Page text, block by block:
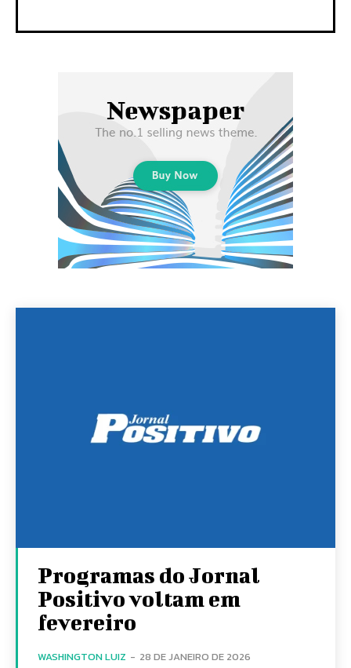
Programas do Jornal
Positivo voltam em
fevereiro
WASHINGTON LUIZ - 28 DE JANEIRO DE 2026